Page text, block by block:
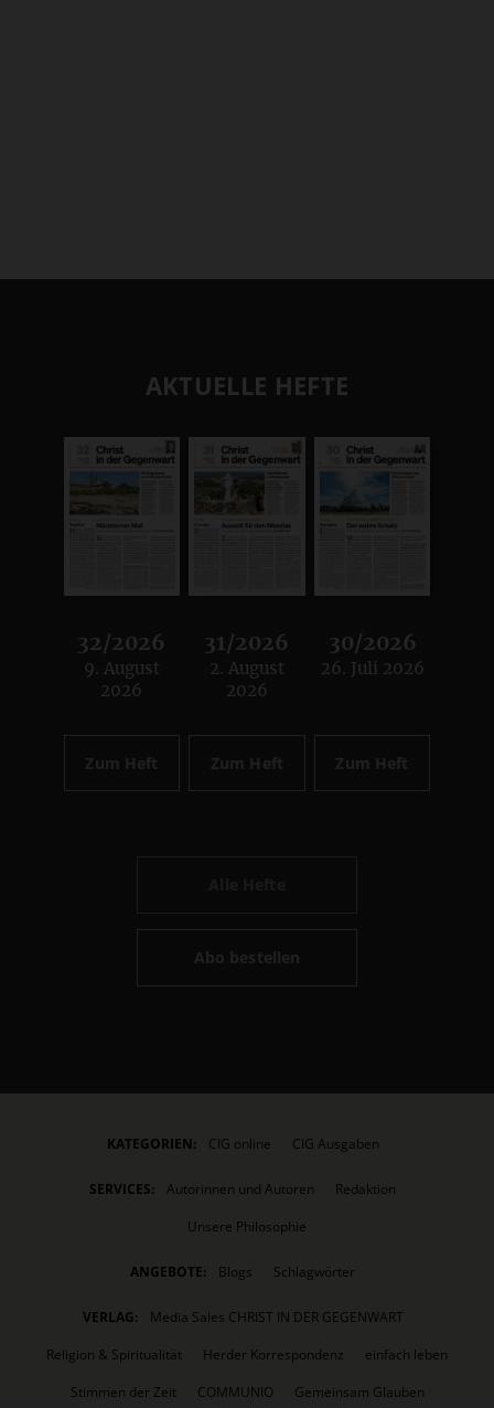
AKTUELLE HEFTE
32/2026
:
9. August
2026
Zum Heft
31/2026
:
2. August
2026
Zum Heft
30/2026
:
26. Juli 2026
Zum Heft
Abo bestellen
KATEGORIEN: CIG online CIG Ausgaben
SERVICES: Autorinnen und Autoren
Redaktion
Unsere Philosophie
ANGEBOTE: Blogs Schlagwörter
VERLAG:
Media Sales CHRIST IN DER GEGENWART
Religion & Spiritualität
Herder Korrespondenz
einfach leben
Stimmen der Zeit
COMMUNIO
Gemeinsam Glauben